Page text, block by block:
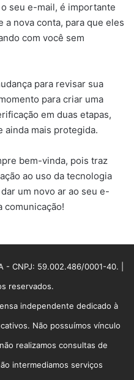
seu e-mail, é importante
a nova conta, para que eles
com você sem
para revisar sua
para criar uma
em duas etapas,
ainda mais protegida.
bem-vinda, pois traz
ao uso da tecnologia
um novo ar ao seu e-
comunicação!
CNPJ: 59.002.486/0001-40. |
reservados.
independente dedicado à
Não possuímos vínculo
realizamos consultas de
intermediamos serviços